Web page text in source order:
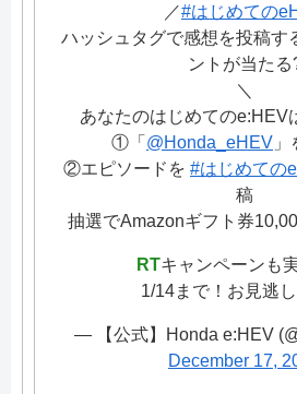
／#はじめての
ハッシュタグで感想を投稿す
ントが当たる
＼
あなたのはじめてのe:HEV
①「 @Honda_eHEV
②エピソードを #はじめての
稿
抽選でAmazonギフト券
RTキャンペーンも
1/14まで！お見逃し
— 【公式】Honda e:HEV
December 17,